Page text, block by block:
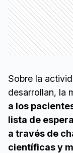
Sobre la
desarrollan, la
a los
lista de
a través de
científicas y